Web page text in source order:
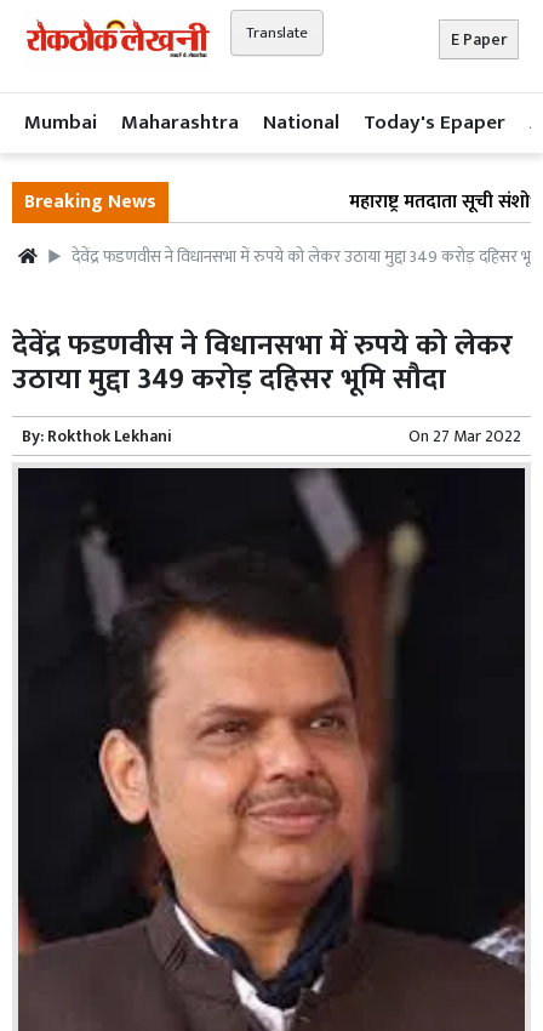
Translate E Paper
Mumbai Maharashtra National Today's Epaper
Breaking News महाराष्ट्र मतदाता सूची
देवेंद्र फडणवीस ने विधानसभा में रुपये को लेकर उठाया मुद्दा 349 करोड़ दहिसर
देवेंद्र फडणवीस ने विधानसभा में रुपये को लेकर
उठाया मुद्दा 349 करोड़ दहिसर भूमि सौदा
By:Rokthok Lekhani On27 Mar 2022